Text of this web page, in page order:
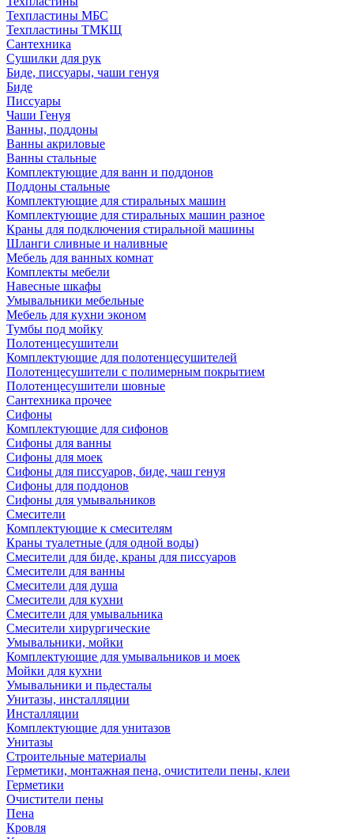
Техпластины МБС
Техпластины ТМКЩ
Сантехника
Сушилки для рук
Биде, писсуары, чаши генуя
Биде
Писсуары
Чаши Генуя
Ванны, поддоны
Ванны акриловые
Ванны стальные
Комплектующие для ванн и поддонов
Поддоны стальные
Комплектующие для стиральных машин
Комплектующие для стиральных машин разное
Краны для подключения стиральной машины
Шланги сливные и наливные
Мебель для ванных комнат
Комплекты мебели
Навесные шкафы
Умывальники мебельные
Мебель для кухни эконом
Тумбы под мойку
Полотенцесушители
Комплектующие для полотенцесушителей
Полотенцесушители с полимерным покрытием
Полотенцесушители шовные
Сантехника прочее
Сифоны
Комплектующие для сифонов
Сифоны для ванны
Сифоны для моек
Сифоны для писсуаров, биде, чаш генуя
Сифоны для поддонов
Сифоны для умывальников
Смесители
Комплектующие к смесителям
Краны туалетные (для одной воды)
Смесители для биде, краны для писсуаров
Смесители для ванны
Смесители для душа
Смесители для кухни
Смесители для умывальника
Смесители хирургические
Умывальники, мойки
Комплектующие для умывальников и моек
Мойки для кухни
Умывальники и пьдесталы
Унитазы, инсталляции
Инсталляции
Комплектующие для унитазов
Унитазы
Строительные материалы
Герметики, монтажная пена, очистители пены, клеи
Герметики
Очистители пены
Пена
Кровля